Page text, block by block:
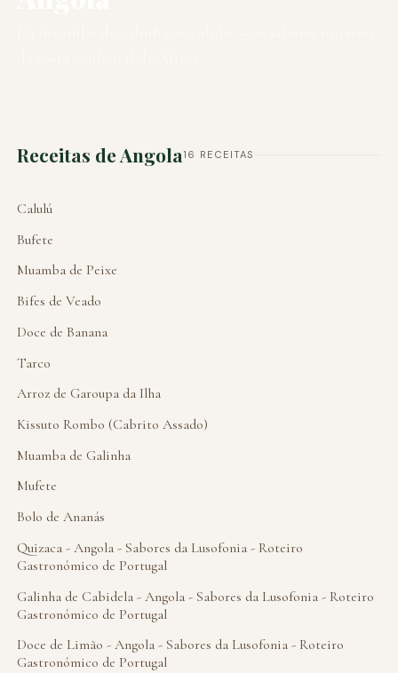
Receitas de Angola 16 RECEITAS
Calulú
Bufete
Muamba de Peixe
Bifes de Veado
Doce de Banana
Tarco
Arroz de Garoupa da Ilha
Kissuto Rombo (Cabrito Assado)
Muamba de Galinha
Mufete
Bolo de Ananás
Quizaca - Angola - Sabores da Lusofonia - Roteiro
Gastronómico de Portugal
Galinha de Cabidela - Angola - Sabores da Lusofonia - Roteiro
Gastronómico de Portugal
Doce de Limão - Angola - Sabores da Lusofonia - Roteiro
Gastronómico de Portugal